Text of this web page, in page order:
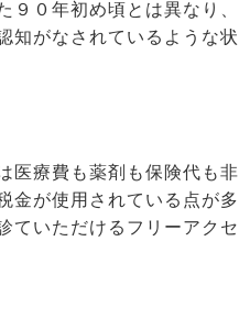
９０年初め頃とは異なり、
知がなされているような状
医療費も薬剤も保険代も非
金が使用されている点が多
ていただけるフリーアクセ